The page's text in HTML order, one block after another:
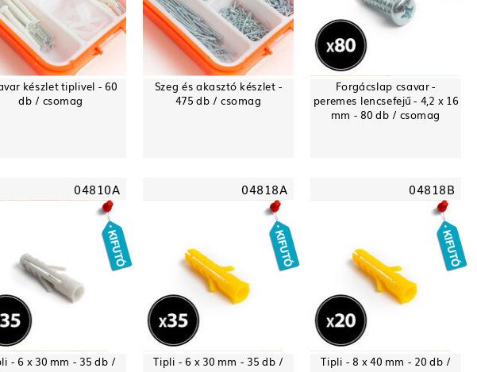
készlet tiplivel - 60
db / csomag
Szeg és akasztó készlet -
475 db / csomag
Forgácslap csavar -
peremes lencsefejű - 4,2 x 16
mm - 80 db / csomag
04810A
- 6 x 30 mm - 35 db /
04818A
Tipli - 6 x 30 mm - 35 db /
04818B
Tipli - 8 x 40 mm - 20 db /